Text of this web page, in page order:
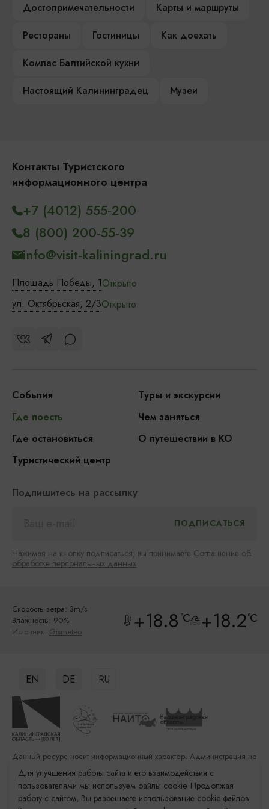
Достопримечательности
Карты и маршруты
Рестораны
Гостиницы
Как доехать
Компас Балтийской кухни
Настоящий Калининградец
Музеи
Контакты Туристского
информационного центра
Площадь Победы, 1Открыто
ул. Октябрьская, 2/3Открыто
+7 (4012) 555-200
8 (800) 200-55-39
info@visit-kaliningrad.ru
События
Туры и экскурсии
Где поесть
Чем заняться
Где остановиться
О путешествии в КО
Туристический центр
Подпишитесь на рассылку
Нажимая на кнопку подписаться, вы принимаете Соглашение об
обработке персональных данных
Скорость ветра: 3m/s
Влажность: 90%
Источник: Gismeteo +18.8°C +18.2°C
EN DE RU
Данный ресурс носит информационный характер. Администрация не
несет ответственности за качество услуг, предоставленных
сторонними организациями
Разработка сайта: «Решение»
Для улучшения работы сайта и его взаимодействия с
пользователями мы используем файлы cookie. Продолжая
работу с сайтом, Вы разрешаете использование cookie-файлов.